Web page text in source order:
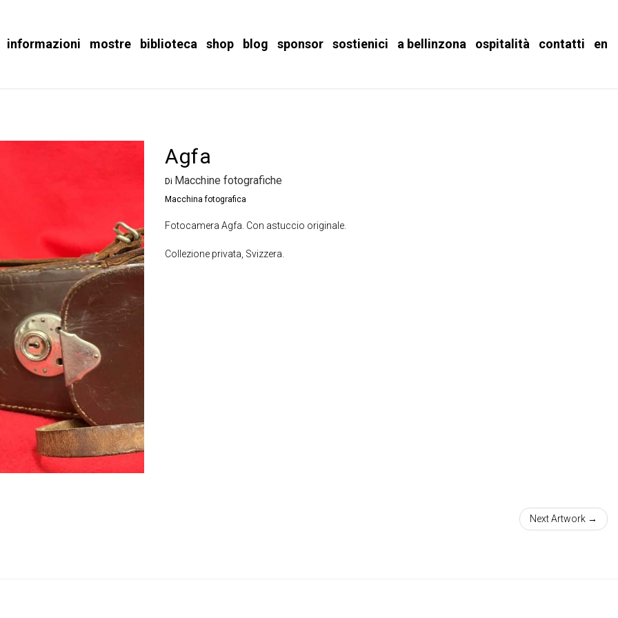
informazioni mostre biblioteca shop blog sponsor sostienici a bellinzona ospitalità contatti en
Agfa
Di Macchine fotografiche
Macchina fotografica
Fotocamera Agfa. Con astuccio originale.
Collezione privata, Svizzera.
Next Artwork →